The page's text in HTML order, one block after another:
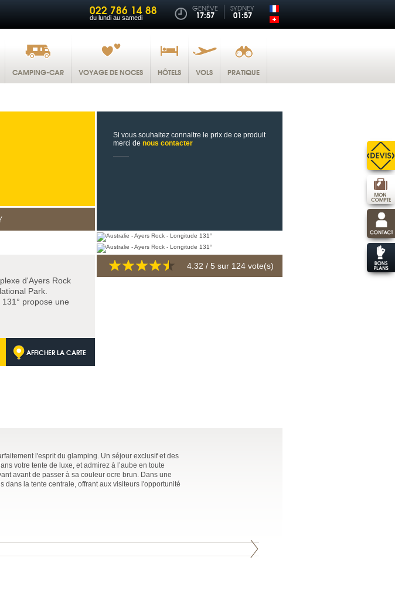
022 786 14 88
du lundi au samedi
GENÈVE
17:57
SYDNEY
01:57
CAMPING-CAR VOYAGE DE NOCES HÔTELS VOLS PRATIQUE
Si vous souhaitez connaitre le prix de ce produit
merci de nous contacter
d'Ayers Rock
Park.
propose une
AFFICHER LA CARTE
4.32 / 5 sur 124 vote(s)
l'esprit du glamping. Un séjour exclusif et des
votre tente de luxe, et admirez à l’aube en toute
avant de passer à sa couleur ocre brun. Dans une
la tente centrale, offrant aux visiteurs l'opportunité